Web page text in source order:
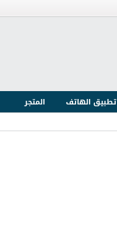
تطبيق الهاتف
المتجر